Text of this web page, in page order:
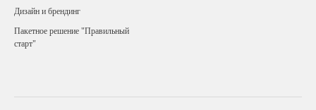
Дизайн и брендинг
Пакетное решение "Правильный
старт"